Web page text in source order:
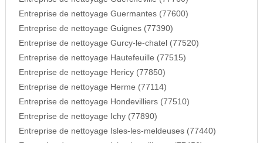
Entreprise de nettoyage Guermantes (77600)
Entreprise de nettoyage Guignes (77390)
Entreprise de nettoyage Gurcy-le-chatel (77520)
Entreprise de nettoyage Hautefeuille (77515)
Entreprise de nettoyage Hericy (77850)
Entreprise de nettoyage Herme (77114)
Entreprise de nettoyage Hondevilliers (77510)
Entreprise de nettoyage Ichy (77890)
Entreprise de nettoyage Isles-les-meldeuses (77440)